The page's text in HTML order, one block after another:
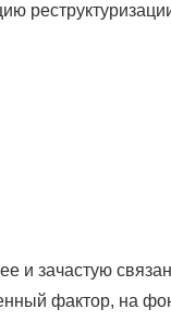
и зачастую
фактор, на